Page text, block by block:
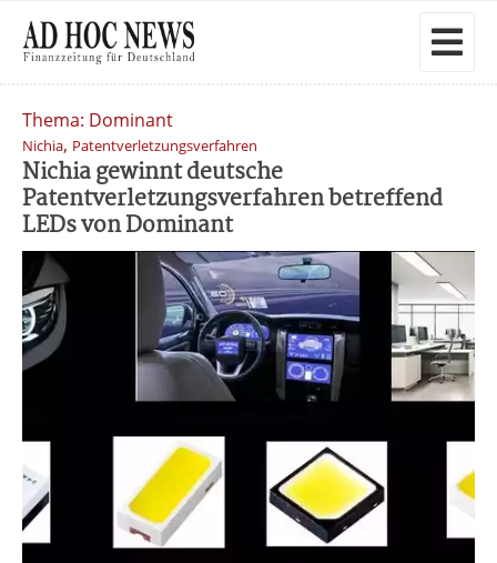
Thema: Dominant
Nichia, Patentverletzungsverfahren
Nichia gewinnt deutsche
Patentverletzungsverfahren betreffend
LEDs von Dominant